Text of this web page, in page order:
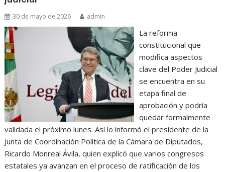
30 de mayo de 2026 admin
La reforma
constitucional que
modifica aspectos
clave del Poder Judicial
se encuentra en su
etapa final de
aprobación y podría
quedar formalmente
validada el próximo lunes. Así lo informó el presidente de la
Junta de Coordinación Política de la Cámara de Diputados,
Ricardo Monreal Ávila, quien explicó que varios congresos
estatales ya avanzan en el proceso de ratificación de los